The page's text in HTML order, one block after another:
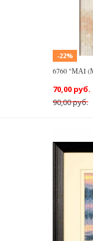
-22%
6760 "МАI
90,00 руб.
70,00 руб.